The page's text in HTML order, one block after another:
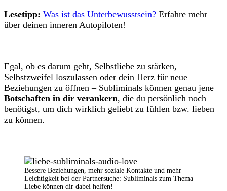
Lesetipp: Was ist das Unterbewusstsein? Erfahre mehr
über deinen inneren Autopiloten!
Egal, ob es darum geht, Selbstliebe zu stärken,
Selbstzweifel loszulassen oder dein Herz für neue
Beziehungen zu öffnen – Subliminals können genau jene
Botschaften in dir verankern, die du persönlich noch
benötigst, um dich wirklich geliebt zu fühlen bzw. lieben
zu können.
Bessere Beziehungen, mehr soziale Kontakte und mehr
Leichtigkeit bei der Partnersuche: Subliminals zum Thema
Liebe können dir dabei helfen!